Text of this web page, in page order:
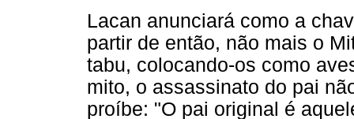
Lacan anunciará como a
partir de então, não mais o
tabu, colocando-os como
mito, o assassinato do pai
proíbe: "O pai original é